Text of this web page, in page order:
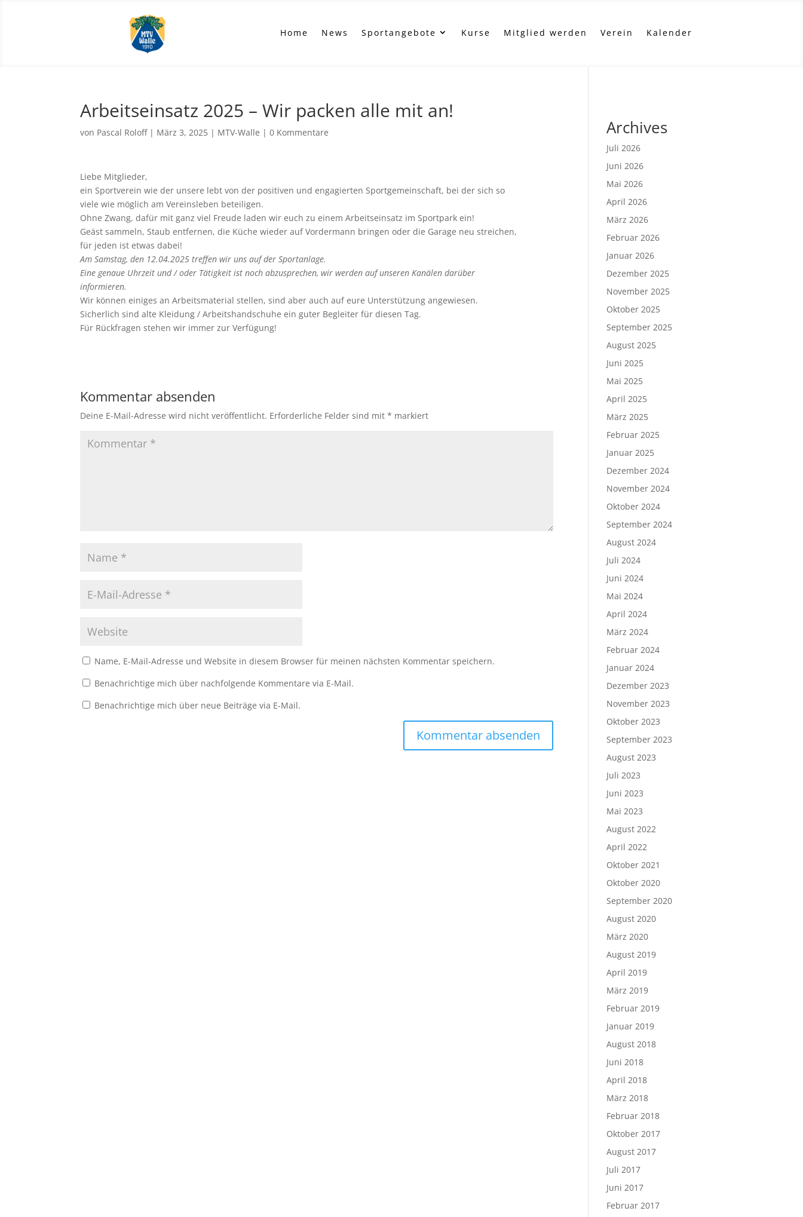
Home News Sportangebote Kurse Mitglied werden Verein Kalender
Arbeitseinsatz 2025 – Wir packen alle mit an!
von Pascal Roloff| März 3, 2025 | MTV-Walle |0 Kommentare
Liebe Mitglieder,
ein Sportverein wie der unsere lebt von der positiven und engagierten Sportgemeinschaft, bei der sich so
viele wie möglich am Vereinsleben beteiligen.
Ohne Zwang, dafür mit ganz viel Freude laden wir euch zu einem Arbeitseinsatz im Sportpark ein!
Geäst sammeln, Staub entfernen, die Küche wieder auf Vordermann bringen oder die Garage neu streichen,
für jeden ist etwas dabei!
Am Samstag, den 12.04.2025 treffen wir uns auf der Sportanlage.
Eine genaue Uhrzeit und / oder Tätigkeit ist noch abzusprechen, wir werden auf unseren Kanälen darüber
informieren.
Wir können einiges an Arbeitsmaterial stellen, sind aber auch auf eure Unterstützung angewiesen.
Sicherlich sind alte Kleidung / Arbeitshandschuhe ein guter Begleiter für diesen Tag.
Für Rückfragen stehen wir immer zur Verfügung!
Kommentar absenden
Deine E-Mail-Adresse wird nicht veröffentlicht. Erforderliche Felder sind mit* markiert
Name, E-Mail-Adresse und Website in diesem Browser für meinen nächsten Kommentar speichern.
Benachrichtige mich über nachfolgende Kommentare via E-Mail.
Benachrichtige mich über neue Beiträge via E-Mail.
Archives
Juli 2026
Juni 2026
Mai 2026
April 2026
März 2026
Februar 2026
Januar 2026
Dezember 2025
November 2025
Oktober 2025
September 2025
August 2025
Juni 2025
Mai 2025
April 2025
März 2025
Februar 2025
Januar 2025
Dezember 2024
November 2024
Oktober 2024
September 2024
August 2024
Juli 2024
Juni 2024
Mai 2024
April 2024
März 2024
Februar 2024
Januar 2024
Dezember 2023
November 2023
Oktober 2023
September 2023
August 2023
Juli 2023
Juni 2023
Mai 2023
August 2022
April 2022
Oktober 2021
Oktober 2020
September 2020
August 2020
März 2020
August 2019
April 2019
März 2019
Februar 2019
Januar 2019
August 2018
Juni 2018
April 2018
März 2018
Februar 2018
Oktober 2017
August 2017
Juli 2017
Juni 2017
Februar 2017